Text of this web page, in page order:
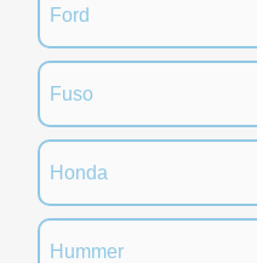
Ford
Fuso
Honda
Hummer